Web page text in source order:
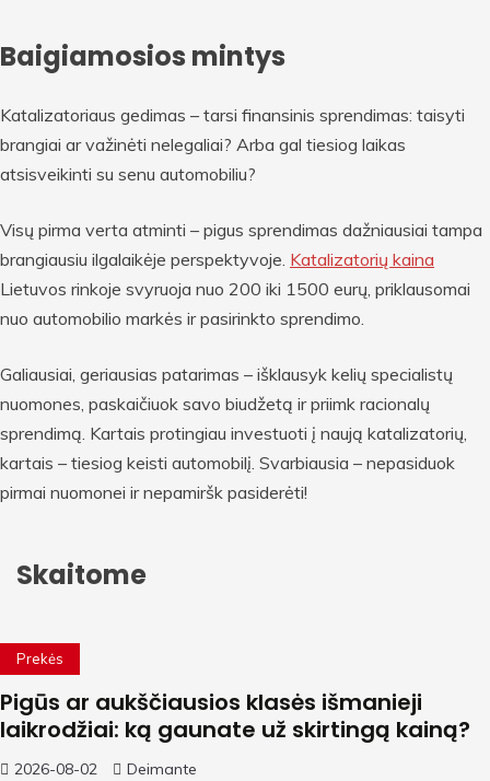
Baigiamosios mintys
Katalizatoriaus gedimas – tarsi finansinis sprendimas: taisyti
brangiai ar važinėti nelegaliai? Arba gal tiesiog laikas
atsisveikinti su senu automobiliu?
Visų pirma verta atminti – pigus sprendimas dažniausiai tampa
brangiausiu ilgalaikėje perspektyvoje. Katalizatorių kaina
Lietuvos rinkoje svyruoja nuo 200 iki 1500 eurų, priklausomai
nuo automobilio markės ir pasirinkto sprendimo.
Galiausiai, geriausias patarimas – išklausyk kelių specialistų
nuomones, paskaičiuok savo biudžetą ir priimk racionalų
sprendimą. Kartais protingiau investuoti į naują katalizatorių,
kartais – tiesiog keisti automobilį. Svarbiausia – nepasiduok
pirmai nuomonei ir nepamiršk pasiderėti!
Skaitome
Prekės
Pigūs ar aukščiausios klasės išmanieji
laikrodžiai: ką gaunate už skirtingą kainą?
2026-08-02 Deimante